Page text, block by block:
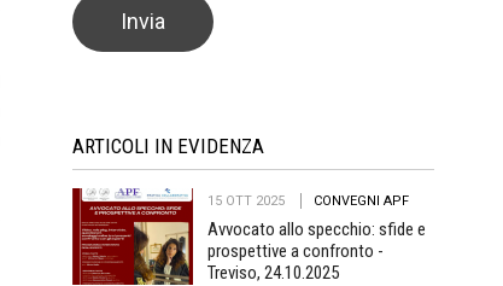
ARTICOLI IN EVIDENZA
15 OTT 2025 CONVEGNI APF
Avvocato allo specchio: sfide e
prospettive a confronto -
Treviso, 24.10.2025